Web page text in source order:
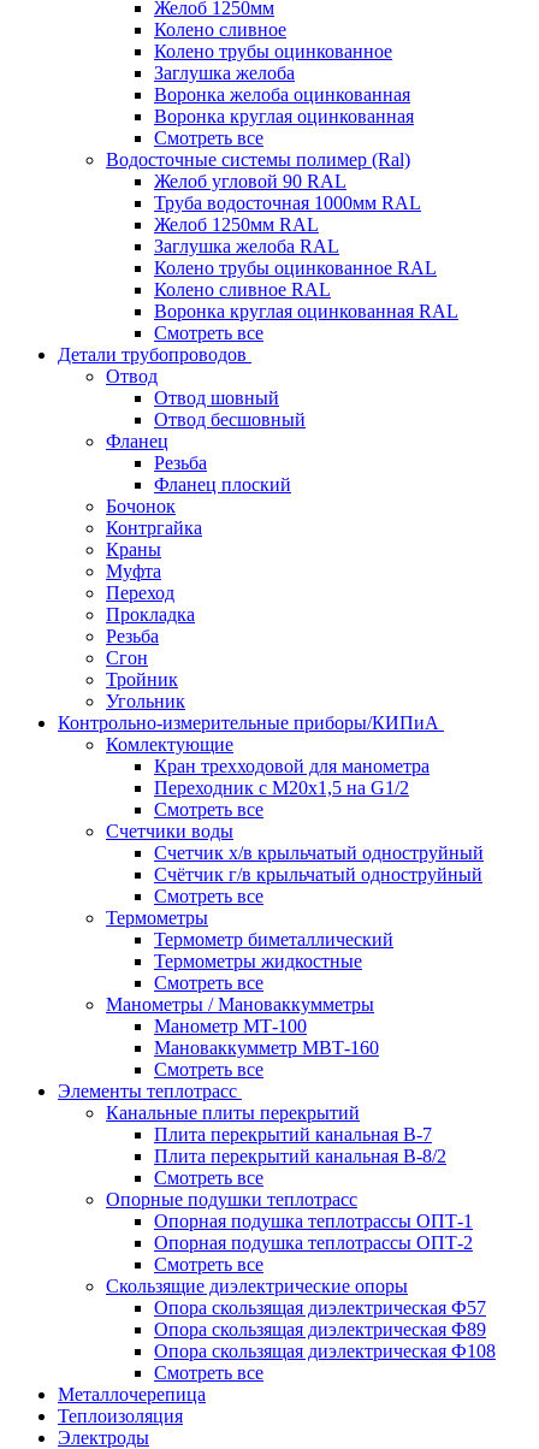
Желоб 1250мм
Колено сливное
Колено трубы оцинкованное
Заглушка желоба
Воронка желоба оцинкованная
Воронка круглая оцинкованная
Смотреть все
Водосточные системы полимер (Ral)
Желоб угловой 90 RAL
Труба водосточная 1000мм RAL
Желоб 1250мм RAL
Заглушка желоба RAL
Колено трубы оцинкованное RAL
Колено сливное RAL
Воронка круглая оцинкованная RAL
Смотреть все
Детали трубопроводов
Отвод
Отвод шовный
Отвод бесшовный
Фланец
Резьба
Фланец плоский
Бочонок
Контргайка
Краны
Муфта
Переход
Прокладка
Резьба
Сгон
Тройник
Угольник
Контрольно-измерительные приборы/КИПиА
Комлектующие
Кран трехходовой для манометра
Переходник с М20х1,5 на G1/2
Смотреть все
Счетчики воды
Счетчик х/в крыльчатый одноструйный
Счётчик г/в крыльчатый одноструйный
Смотреть все
Термометры
Термометр биметаллический
Термометры жидкостные
Смотреть все
Манометры / Мановаккумметры
Манометр МТ-100
Мановаккумметр МВТ-160
Смотреть все
Элементы теплотрасс
Канальные плиты перекрытий
Плита перекрытий канальная В-7
Плита перекрытий канальная В-8/2
Смотреть все
Опорные подушки теплотрасс
Опорная подушка теплотрассы ОПТ-1
Опорная подушка теплотрассы ОПТ-2
Смотреть все
Скользящие диэлектрические опоры
Опора скользящая диэлектрическая Ф57
Опора скользящая диэлектрическая Ф89
Опора скользящая диэлектрическая Ф108
Смотреть все
Металлочерепица
Теплоизоляция
Электроды